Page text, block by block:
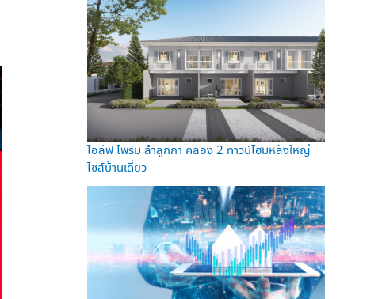
ไอลีฟ ไพร์ม ลำลูกกา คลอง 2 ทาวน์โฮมหลังใหญ่
ไซส์บ้านเดี่ยว